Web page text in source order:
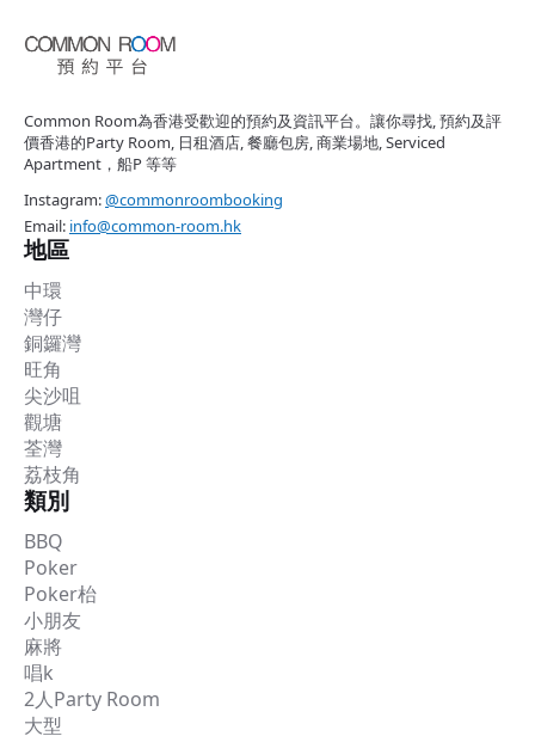
Common Room為香港受歡迎的預約及資訊平台。讓你尋找, 預約及評
價香港的Party Room, 日租酒店, 餐廳包房, 商業場地, Serviced
Apartment，船P 等等
Instagram:@commonroombooking
Email: info@common-room.hk
地區
中環
灣仔
銅鑼灣
旺角
尖沙咀
觀塘
荃灣
荔枝角
類別
BBQ
Poker
Poker枱
小朋友
麻將
唱k
2人Party Room
大型